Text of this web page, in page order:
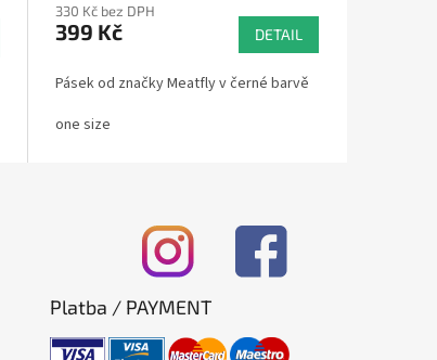
330 Kč bez DPH
399 Kč DETAIL
Pásek od značky Meatfly v černé barvě
one size
Platba / PAYMENT